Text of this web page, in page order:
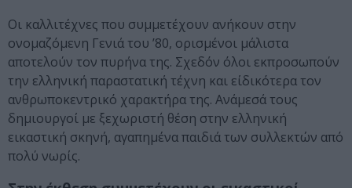
Οι καλλιτέχνες που συμμετέχουν ανήκουν στην
ονομαζόμενη Γενιά του ’80, ορισμένοι μάλιστα
αποτελούν τον πυρήνα της. Σχεδόν όλοι εκπροσωπούν
την ελληνική παραστατική τέχνη και είδικότερα τον
ανθρωποκεντρικό χαρακτήρα της. Ανάμεσά τους
δημιουργοί με ξεχωριστή θέση στην ελληνική
εικαστική σκηνή, αγαπημένα παιδιά των συλλεκτών από
πολύ νωρίς.